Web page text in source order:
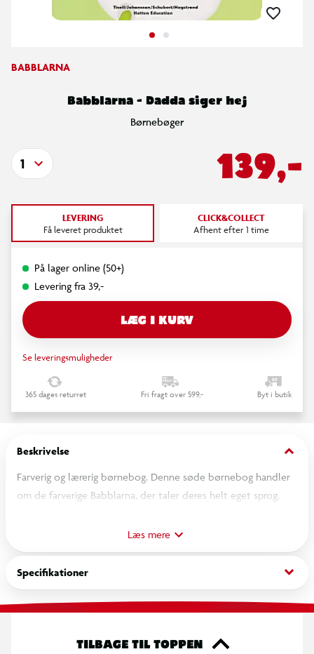
BABBLARNA
Babblarna - Dadda siger hej
Børnebøger
139,-
1
LEVERING
Få leveret produktet
CLICK&COLLECT
Afhent efter 1 time
På lager online (50+)
Levering fra 39,-
LÆG I KURV
Se leveringsmuligheder
365 dages returret Fri fragt over 599,- Byt i butik
Beskrivelse keyboard_arrow_down
Farverig og lærerig børnebog. Denne søde børnebog handler
om de farverige Babblarna, der taler deres helt eget sprog.
god mulighed for kvalitetstid mellem forældre og barn. Bogen
handler om Dadda, der hilser på sine venner. Bogen fokuserer
på begrebet "hvem". Bogen er på 36 sider, og bagerst i bogen
er der karakterillustrationer til ordene i bogen.
Læs mere
Specifikationer keyboard_arrow_down
TILBAGE TIL TOPPEN